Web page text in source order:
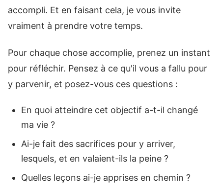
accompli. Et en faisant cela, je vous invite
vraiment à prendre votre temps.
Pour chaque chose accomplie, prenez un instant
pour réfléchir. Pensez à ce qu'il vous a fallu pour
y parvenir, et posez-vous ces questions :
En quoi atteindre cet objectif a-t-il changé
ma vie ?
Ai-je fait des sacrifices pour y arriver,
lesquels, et en valaient-ils la peine ?
Quelles leçons ai-je apprises en chemin ?